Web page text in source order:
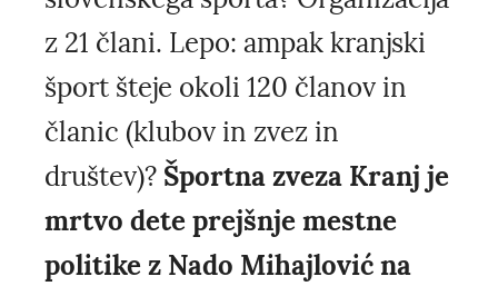
z 21 člani. Lepo: ampak kranjski
šport šteje okoli 120 članov in
članic (klubov in zvez in
društev)? Športna zveza Kranj je
mrtvo dete prejšnje mestne
politike z Nado Mihajlović na